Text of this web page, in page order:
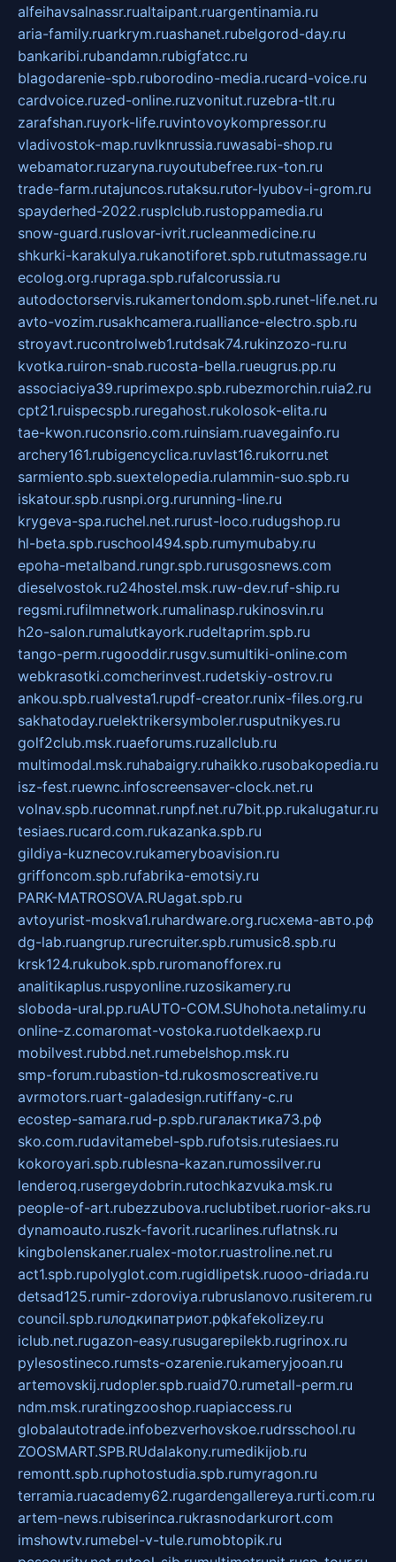
alfeihavsalnassr.rualtaipant.ruargentinamia.ru
aria-family.ruarkrym.ruashanet.rubelgorod-day.ru
bankaribi.rubandamn.rubigfatcc.ru
blagodarenie-spb.ruborodino-media.rucard-voice.ru
cardvoice.ruzed-online.ruzvonitut.ruzebra-tlt.ru
zarafshan.ruyork-life.ruvintovoykompressor.ru
vladivostok-map.ruvlknrussia.ruwasabi-shop.ru
webamator.ruzaryna.ruyoutubefree.rux-ton.ru
trade-farm.rutajuncos.rutaksu.rutor-lyubov-i-grom.ru
spayderhed-2022.rusplclub.rustoppamedia.ru
snow-guard.ruslovar-ivrit.rucleanmedicine.ru
shkurki-karakulya.rukanotiforet.spb.rututmassage.ru
ecolog.org.rupraga.spb.rufalcorussia.ru
autodoctorservis.rukamertondom.spb.runet-life.net.ru
avto-vozim.rusakhcamera.rualliance-electro.spb.ru
stroyavt.rucontrolweb1.rutdsak74.rukinzozo-ru.ru
kvotka.ruiron-snab.rucosta-bella.rueugrus.pp.ru
associaciya39.ruprimexpo.spb.rubezmorchin.ruia2.ru
cpt21.ruispecspb.ruregahost.rukolosok-elita.ru
tae-kwon.ruconsrio.com.ruinsiam.ruavegainfo.ru
archery161.rubigencyclica.ruvlast16.rukorru.net
sarmiento.spb.suextelopedia.rulammin-suo.spb.ru
iskatour.spb.rusnpi.org.rurunning-line.ru
krygeva-spa.ruchel.net.rurust-loco.rudugshop.ru
hl-beta.spb.ruschool494.spb.rumymubaby.ru
epoha-metalband.rungr.spb.rurusgosnews.com
dieselvostok.ru24hostel.msk.ruw-dev.ruf-ship.ru
regsmi.rufilmnetwork.rumalinasp.rukinosvin.ru
h2o-salon.rumalutkayork.rudeltaprim.spb.ru
tango-perm.rugooddir.rusgv.sumultiki-online.com
webkrasotki.comcherinvest.rudetskiy-ostrov.ru
ankou.spb.rualvesta1.rupdf-creator.runix-files.org.ru
sakhatoday.ruelektrikersymboler.rusputnikyes.ru
golf2club.msk.ruaeforums.ruzallclub.ru
multimodal.msk.ruhabaigry.ruhaikko.rusobakopedia.ru
isz-fest.ruewnc.infoscreensaver-clock.net.ru
volnav.spb.rucomnat.runpf.net.ru7bit.pp.rukalugatur.ru
tesiaes.rucard.com.rukazanka.spb.ru
gildiya-kuznecov.rukameryboavision.ru
griffoncom.spb.rufabrika-emotsiy.ru
PARK-MATROSOVA.RUagat.spb.ru
avtoyurist-moskva1.ruhardware.org.ruсхема-авто.рф
dg-lab.ruangrup.rurecruiter.spb.rumusic8.spb.ru
krsk124.rukubok.spb.ruromanofforex.ru
analitikaplus.ruspyonline.ruzosikamery.ru
sloboda-ural.pp.ruAUTO-COM.SUhohota.netalimy.ru
online-z.comaromat-vostoka.ruotdelkaexp.ru
mobilvest.rubbd.net.rumebelshop.msk.ru
smp-forum.rubastion-td.rukosmoscreative.ru
avrmotors.ruart-galadesign.rutiffany-c.ru
ecostep-samara.rud-p.spb.ruгалактика73.рф
sko.com.rudavitamebel-spb.rufotsis.rutesiaes.ru
kokoroyari.spb.rublesna-kazan.rumossilver.ru
lenderoq.rusergeydobrin.rutochkazvuka.msk.ru
people-of-art.rubezzubova.ruclubtibet.ruorior-aks.ru
dynamoauto.ruszk-favorit.rucarlines.ruflatnsk.ru
kingbolenskaner.rualex-motor.ruastroline.net.ru
act1.spb.rupolyglot.com.rugidlipetsk.ruooo-driada.ru
detsad125.rumir-zdoroviya.rubruslanovo.rusiterem.ru
council.spb.ruлодкипатриот.рфkafekolizey.ru
iclub.net.rugazon-easy.rusugarepilekb.rugrinox.ru
pylesostineco.rumsts-ozarenie.rukameryjooan.ru
artemovskij.rudopler.spb.ruaid70.rumetall-perm.ru
ndm.msk.ruratingzooshop.ruapiaccess.ru
globalautotrade.infobezverhovskoe.rudrsschool.ru
ZOOSMART.SPB.RUdalakony.rumedikijob.ru
remontt.spb.ruphotostudia.spb.rumyragon.ru
terramia.ruacademy62.rugardengallereya.rurti.com.ru
artem-news.rubiserinca.rukrasnodarkurort.com
imshowtv.rumebel-v-tule.rumobtopik.ru